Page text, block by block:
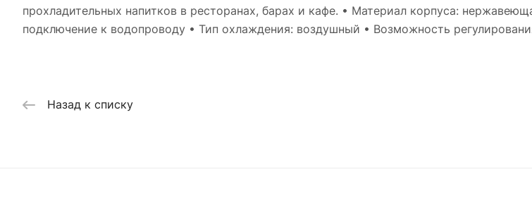
прохладительных напитков в ресторанах, барах и кафе. • Материал корпуса:
подключение к водопроводу • Тип охлаждения: воздушный • Возможность
Назад к списку